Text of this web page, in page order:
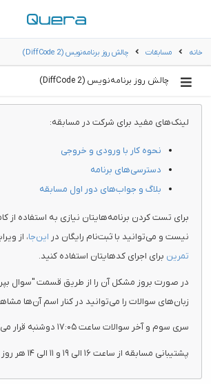
خانه مسابقات چالش روز برنامه‌نویس (2 DiffCode)
چالش روز برنامه‌نویس (2 DiffCode)
لینک‌های مفید برای شرکت در مسابقه:
نحوه کار با ورودی و خروجی
دسترسی‌های برنامه
بلاگ و جواب‌های دور اول مسابقه
برای تست کردن برنامه‌هایتان نیازی به استفاده از
نیست و می‌توانید با ثبت‌نام رایگان در این‌جا، از
تمرین برای اجرای کدهایتان استفاده کنید.
در صورت بروز مشکل آن را از طریق قسمت "سوال
زبان‌های سوالات را می‌توانید در کنار اسم آن‌ها
سری سوم و آخر سوالات ساعت ۱۷:۰۵ دوشنبه قرار می‌گیرد،
پشتیبانی مسابقه از ساعت ۱۶ الی ۱۹ و ۱۱ الی ۱۴ هر روز است.